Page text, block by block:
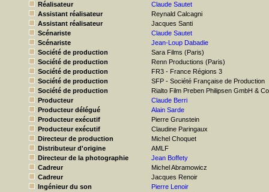
Réalisateur
Claude Sautet
Assistant réalisateur
Reynald Calcagni
Assistant réalisateur
Jacques Santi
Scénariste
Claude Sautet
Scénariste
Jean-Loup Dabadie
Société de production
Sara Films (Paris)
Société de production
Renn Productions (Paris)
Société de production
FR3 - France Régions 3
Société de production
SFP - Société Française de Production
Société de production
Rialto Film Preben Philipsen GmbH &
Producteur
Claude Berri
Producteur délégué
Alain Sarde
Producteur exécutif
Pierre Grunstein
Producteur exécutif
Claudine Paringaux
Directeur de production
Michel Choquet
Distributeur d'origine
AMLF
Directeur de la photographie
Jean Boffety
Cadreur
Michel Abramowicz
Cadreur
Jacques Renoir
Ingénieur du son
Pierre Lenoir